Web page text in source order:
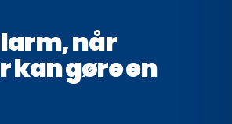
når
kan gøre en